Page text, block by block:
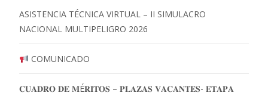
ASISTENCIA TÉCNICA VIRTUAL – II SIMULACRO
NACIONAL MULTIPELIGRO 2026
COMUNICADO
𝐂𝐔𝐀𝐃𝐑𝐎 𝐃𝐄 𝐌É𝐑𝐈𝐓𝐎𝐒 – 𝐏𝐋𝐀𝐙𝐀𝐒 𝐕𝐀𝐂𝐀𝐍𝐓𝐄𝐒- 𝐄𝐓𝐀𝐏𝐀